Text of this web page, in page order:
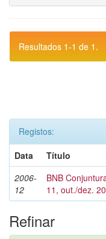
Resultados 1-1 de 1.
Registos:
Data
Título
2006-
12
BNB
11, out./dez.
Refinar